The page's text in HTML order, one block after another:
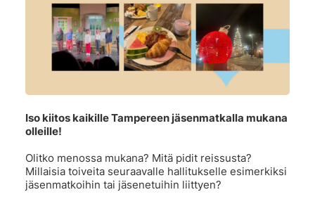
Iso kiitos kaikille Tampereen jäsenmatkalla mukana
olleille!
Olitko menossa mukana? Mitä pidit reissusta?
Millaisia toiveita seuraavalle hallitukselle esimerkiksi
jäsenmatkoihin tai jäsenetuihin liittyen?